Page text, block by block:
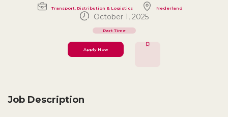
Transport, Distribution & Logistics Nederland
October 1, 2025
Part Time
Apply Now
Job Description